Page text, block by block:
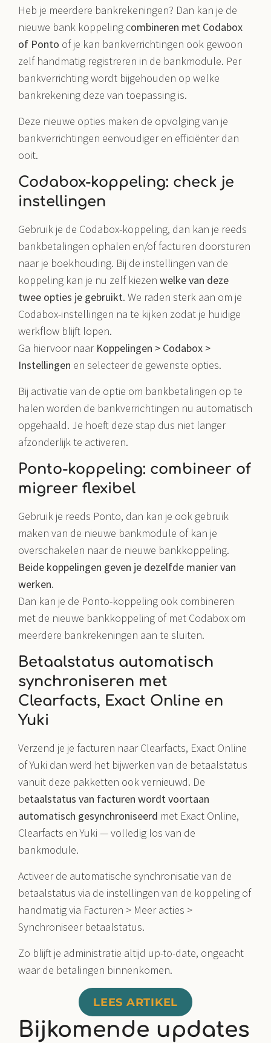
Heb je meerdere bankrekeningen? Dan kan je de
nieuwe bank koppeling combineren met Codabox
of Ponto of je kan bankverrichtingen ook gewoon
zelf handmatig registreren in de bankmodule. Per
bankverrichting wordt bijgehouden op welke
bankrekening deze van toepassing is.
Deze nieuwe opties maken de opvolging van je
bankverrichtingen eenvoudiger en efficiënter dan
ooit.
Codabox-koppeling: check je
instellingen
Gebruik je de Codabox-koppeling, dan kan je reeds
bankbetalingen ophalen en/of facturen doorsturen
naar je boekhouding. Bij de instellingen van de
koppeling kan je nu zelf kiezen welke van deze
twee opties je gebruikt. We raden sterk aan om je
Codabox-instellingen na te kijken zodat je huidige
werkflow blijft lopen.
Ga hiervoor naar Koppelingen > Codabox >
Instellingen en selecteer de gewenste opties.
Bij activatie van de optie om bankbetalingen op te
halen worden de bankverrichtingen nu automatisch
opgehaald. Je hoeft deze stap dus niet langer
afzonderlijk te activeren.
Ponto-koppeling: combineer of
migreer flexibel
Gebruik je reeds Ponto, dan kan je ook gebruik
maken van de nieuwe bankmodule of kan je
overschakelen naar de nieuwe bankkoppeling.
Beide koppelingen geven je dezelfde manier van
werken.
Dan kan je de Ponto-koppeling ook combineren
met de nieuwe bankkoppeling of met Codabox om
meerdere bankrekeningen aan te sluiten.
Betaalstatus automatisch
synchroniseren met
Clearfacts, Exact Online en
Yuki
Verzend je je facturen naar Clearfacts, Exact Online
of Yuki dan werd het bijwerken van de betaalstatus
vanuit deze pakketten ook vernieuwd. De
betaalstatus van facturen wordt voortaan
automatisch gesynchroniseerd met Exact Online,
Clearfacts en Yuki — volledig los van de
bankmodule.
Activeer de automatische synchronisatie van de
betaalstatus via de instellingen van de koppeling of
handmatig via Facturen > Meer acties >
Synchroniseer betaalstatus.
Zo blijft je administratie altijd up-to-date, ongeacht
waar de betalingen binnenkomen.
LEES ARTIKEL
Bijkomende updates